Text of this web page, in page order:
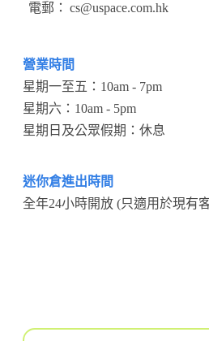
電郵：
cs@uspace.com.hk
營業時間
星期一至五：10am - 7pm
星期六：10am - 5pm
星期日及公眾假期：休息
迷你倉進出時間
全年24小時開放 (只適用於現有